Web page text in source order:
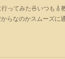
ってみた🍜いつも🎸
らなのかスムーズに